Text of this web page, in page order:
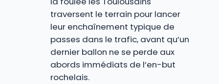
traversent le terrain pour lancer
leur enchaînement typique de
passes dans le trafic, avant qu’un
dernier ballon ne se perde aux
abords immédiats de l’en-but
rochelais.